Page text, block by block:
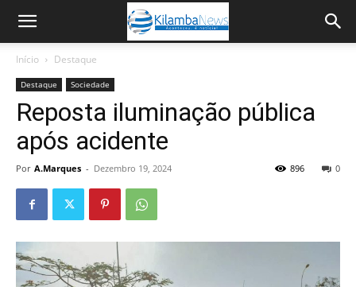
Início Destaque
Destaque Sociedade
Reposta iluminação pública
após acidente
Por A.Marques - Dezembro 19, 2024 0
896